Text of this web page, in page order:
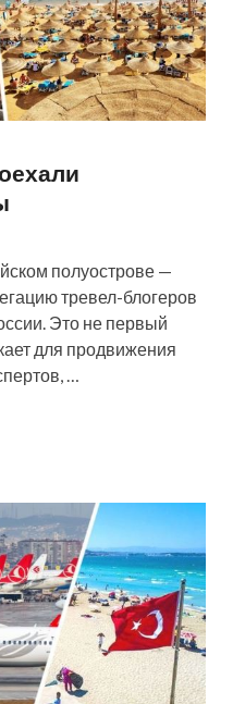
полуострове —
тревел-блогеров
Это не первый
для продвижения
…